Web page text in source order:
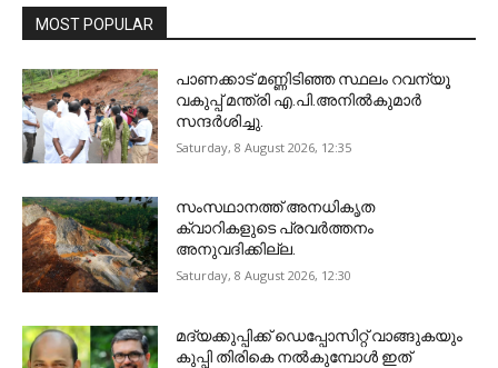
MOST POPULAR
പാണക്കാട് മണ്ണിടിഞ്ഞ സ്ഥലം റവന്യൂ
വകുപ്പ് മന്ത്രി എ.പി.അനിൽകുമാർ
സന്ദർശിച്ചു.
Saturday, 8 August 2026, 12:35
സംസഥാനത്ത് അനധികൃത
ക്വാറികളുടെ പ്രവര്‍ത്തനം
അനുവദിക്കില്ല.
Saturday, 8 August 2026, 12:30
മദ്യക്കുപ്പിക്ക് ഡെപ്പോസിറ്റ് വാങ്ങുകയും
കുപ്പി തിരികെ നല്‍കുമ്പോള്‍ ഇത്